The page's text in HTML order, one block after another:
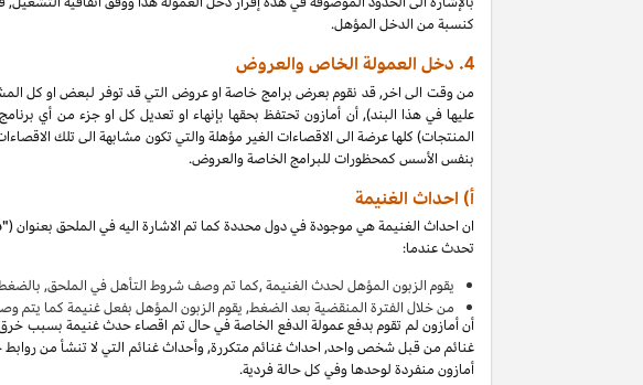
كنسبة من الدخل المؤهل.
4. دخل العمولة الخاص والعروض
من وقت الى اخر, قد نقوم بعرض برامج خاصة او عروض التي قد توفر لبعض او كل
عليها في هذا البند), أن أمازون تحتفظ بحقها بإنهاء او تعديل كل او جزء من أي
بنفس الأسس كمحظورات للبرامج الخاصة والعروض.
أ) احداث الغنيمة
ان احداث الغنيمة هي موجودة في دول محددة كما تم الاشارة اليه في الملحق بعنوان(
تحدث عندما:
يقوم الزبون المؤهل لحدث الغنيمة ,كما تم وصف شروط التأهل في الملحق,
منخلال الفترة المنقضية بعد الضغط, يقوم الزبون المؤهل بفعل غنيمة كما يتم
أن أمازون لم تقوم بدفع عمولة الدفع الخاصة في حال تم اقصاء حدث غنيمة بسبب خرق
غنائم من قبل شخص واحد, احداث غنائم متكررة, وأحداث غنائم التي لا تنشأ من
أمازون منفردة لوحدها وفي كل حالة فردية.